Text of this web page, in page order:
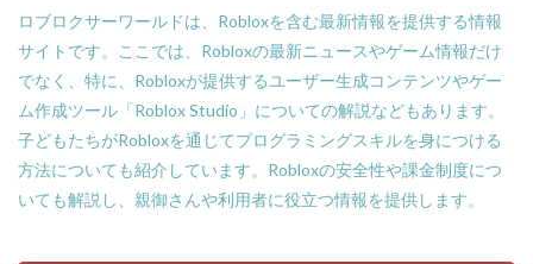
ロブロクサーワールドは、Robloxを含む最新情報を提供する情報
サイトです。ここでは、Robloxの最新ニュースやゲーム情報だけ
でなく、特に、Robloxが提供するユーザー生成コンテンツやゲー
ム作成ツール「Roblox Studio」についての解説などもあります。
子どもたちがRobloxを通じてプログラミングスキルを身につける
方法についても紹介しています。Robloxの安全性や課金制度につ
いても解説し、親御さんや利用者に役立つ情報を提供します。